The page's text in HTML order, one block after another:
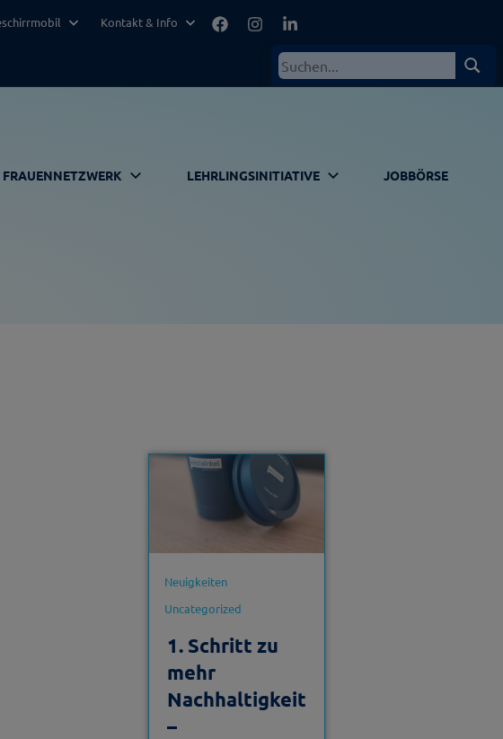
FacebookInstagramLinkedIn
Kontakt & Info
Suchen
FRAUENNETZWERK LEHRLINGSINITIATIVE JOBBÖRSE
Neuigkeiten
Uncategorized
1. Schritt zu
mehr
Nachhaltigkeit
–